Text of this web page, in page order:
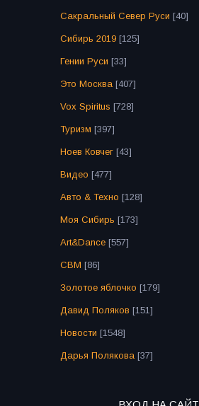
Сакральный Север Руси [40]
Сибирь 2019 [125]
Гении Руси [33]
Это Москва [407]
Vox Spiritus [728]
Туризм [397]
Ноев Ковчег [43]
Видео [477]
Авто & Техно [128]
Моя Сибирь [173]
Art&Dance [557]
СВМ [86]
Золотое яблочко [179]
Давид Поляков [151]
Новости [1548]
Дарья Полякова [37]